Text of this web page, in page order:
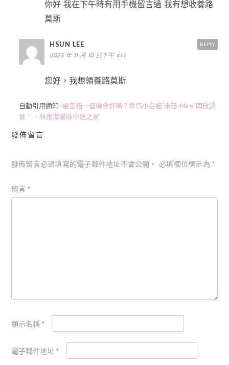
你好 我在下午時有用手機留言過 我有想收養路
莫斯
HSUN LEE
2025 年 11 月 10 日下午 4:14
您好，我想領養路莫斯
REPLY
自動引用通知: 給盲貓一個機會好嗎？乖巧小白貓“米菈-Mira”開放認
養！ – 林雨潔貓咪中途之家
發佈留言
發佈留言必須填寫的電子郵件地址不會公開。 必填欄位標示為*
留言 *
顯示名稱 *
電子郵件地址 *